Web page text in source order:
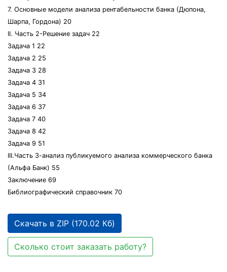
7. Основные модели анализа рентабельности банка (Дюпона,
Шарпа, Гордона) 20
II. Часть 2-Решение задач 22
Задача 1 22
Задача 2 25
Задача 3 28
Задача 4 31
Задача 5 34
Задача 6 37
Задача 7 40
Задача 8 42
Задача 9 51
III.Часть 3-анализ публикуемого анализа коммерческого банка
(Альфа Банк) 55
Заключение 69
Библиографический справочник 70
Скачать в ZIP (170.02 Кб)
Сколько стоит заказать работу?